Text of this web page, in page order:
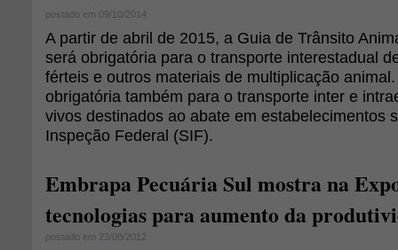
postado em 09/10/2014
A partir de abril de 2015, a Guia de Trânsito
será obrigatória para o transporte interestadual
férteis e outros materiais de multiplicação
obrigatória também para o transporte inter e
vivos destinados ao abate em estabelecimentos
Inspeção Federal (SIF).
Embrapa Pecuária Sul mostra na
tecnologias para aumento da
postado em 23/08/2012